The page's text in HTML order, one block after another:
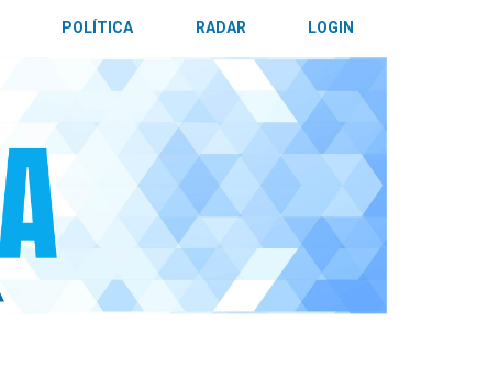
POLÍTICA RADAR LOGIN